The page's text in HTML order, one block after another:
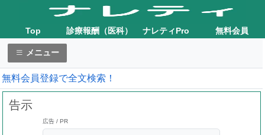
Top 診療報酬（医科） ナレティPro 無料会員
メニュー
無料会員登録で全文検索！
告示
広告 / PR